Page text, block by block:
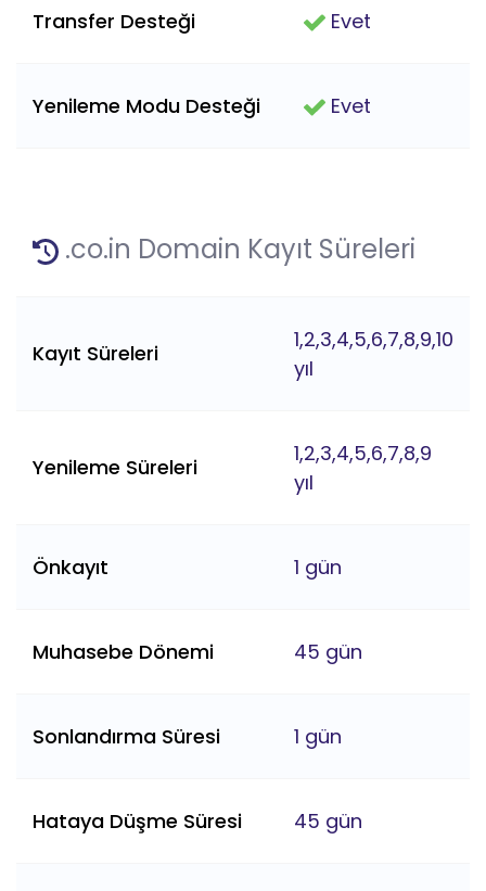
Transfer Desteği Evet
Yenileme Modu Desteği Evet
.co.in Domain Kayıt Süreleri
Kayıt Süreleri
1,2,3,4,5,6,7,8,9,10
yıl
Yenileme Süreleri
1,2,3,4,5,6,7,8,9
yıl
Önkayıt 1 gün
Muhasebe Dönemi 45 gün
Sonlandırma Süresi 1 gün
Hataya Düşme Süresi 45 gün